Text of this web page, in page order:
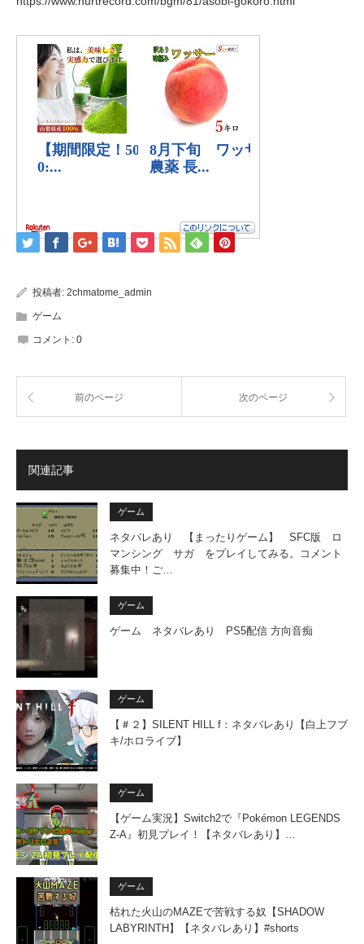
投稿者: 2chmatome_admin
ゲーム
コメント: 0
前のページ 次のページ
関連記事
ゲーム
ネタバレあり 【まったりゲーム】 SFC版 ロ
マンシング サガ をプレイしてみる。コメント
募集中！ご…
ゲーム
ゲーム ネタバレあり PS5配信 方向音痴
ゲーム
【＃２】SILENT HILL f：ネタバレあり【白上フブ
キ/ホロライブ】
ゲーム
【ゲーム実況】Switch2で『Pokémon LEGENDS
Z-A』初見プレイ！【ネタバレあり】…
ゲーム
枯れた火山のMAZEで苦戦する奴【SHADOW
LABYRINTH】【ネタバレあり】#shorts